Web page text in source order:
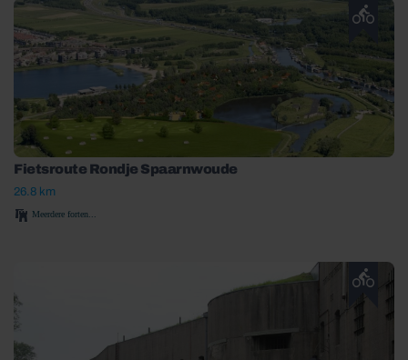
Fietsroute Rondje Spaarnwoude
26.8 km
Meerdere forten...